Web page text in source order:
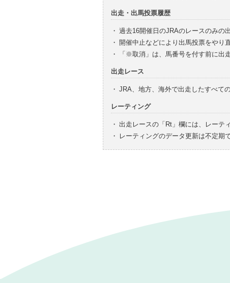
出走・出馬投票履歴
・ 過去16開催日のJRAのレースのみの
・ 開催中止などにより出馬投票をやり
・
「※取消」は、馬番号を付す前に出
出走レース
・ JRA、地方、海外で出走したすべて
レーティング
・ 出走レースの「Rt」欄には、レーテ
・
レーティングのデータ更新は不定期で